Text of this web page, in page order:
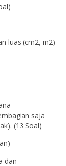
luas (cm2, m2)
saja
(13 Soal)
dan